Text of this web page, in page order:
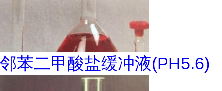
邻苯二甲酸盐缓冲液(PH5.6)